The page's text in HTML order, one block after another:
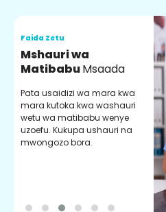
Faida Zetu
Mshauri wa
MatibabuMsaada
Pata usaidizi wa mara kwa
mara kutoka kwa washauri
wetu wa matibabu wenye
uzoefu. Kukupa ushauri na
mwongozo bora.